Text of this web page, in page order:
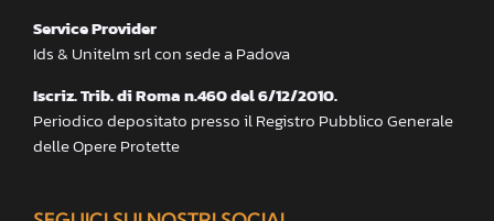
Service Provider
Ids & Unitelm srl con sede a Padova
Iscriz. Trib. di Roma n.460 del 6/12/2010.
Periodico depositato presso il Registro Pubblico Generale
delle Opere Protette